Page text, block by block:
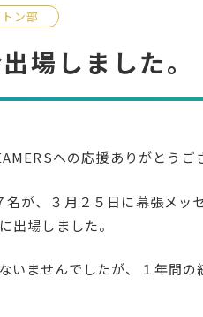
ン部
場しました。
への応援ありがとうご
名が、３月２５日に幕張メ
場しました。
いませんでしたが、１年間